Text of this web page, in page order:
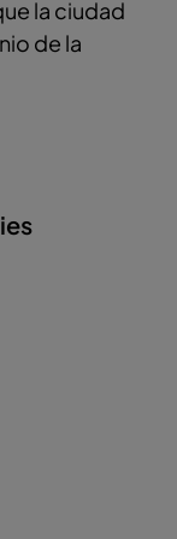
la ciudad
de la